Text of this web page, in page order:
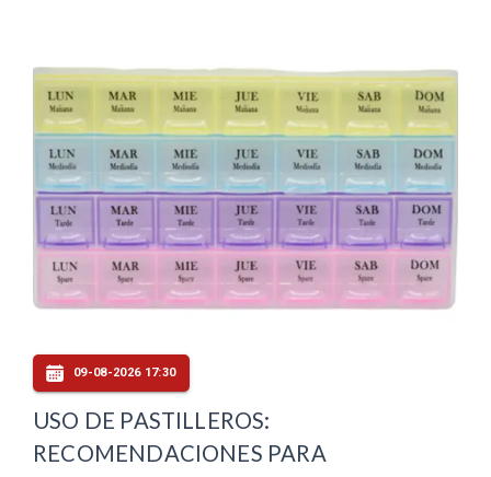
09-08-2026 17:30
USO DE PASTILLEROS:
RECOMENDACIONES PARA